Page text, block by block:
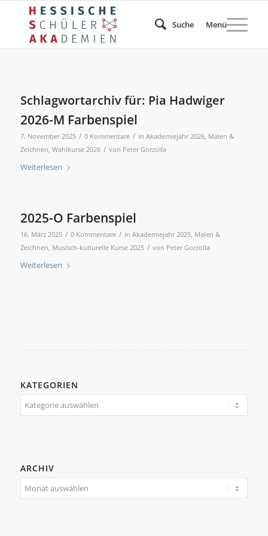
Suche Menü
Schlagwortarchiv für: Pia Hadwiger
2026-M Farbenspiel
7. November 2025 / 0 Kommentare / in Akademiejahr 2026, Malen &
Zeichnen, Wahlkurse 2026 / von Peter Gorzolla
Weiterlesen
2025-O Farbenspiel
16. März 2025 / 0 Kommentare / in Akademiejahr 2025, Malen &
Zeichnen, Musisch-kulturelle Kurse 2025 / von Peter Gorzolla
Weiterlesen
KATEGORIEN
Kategorien
ARCHIV